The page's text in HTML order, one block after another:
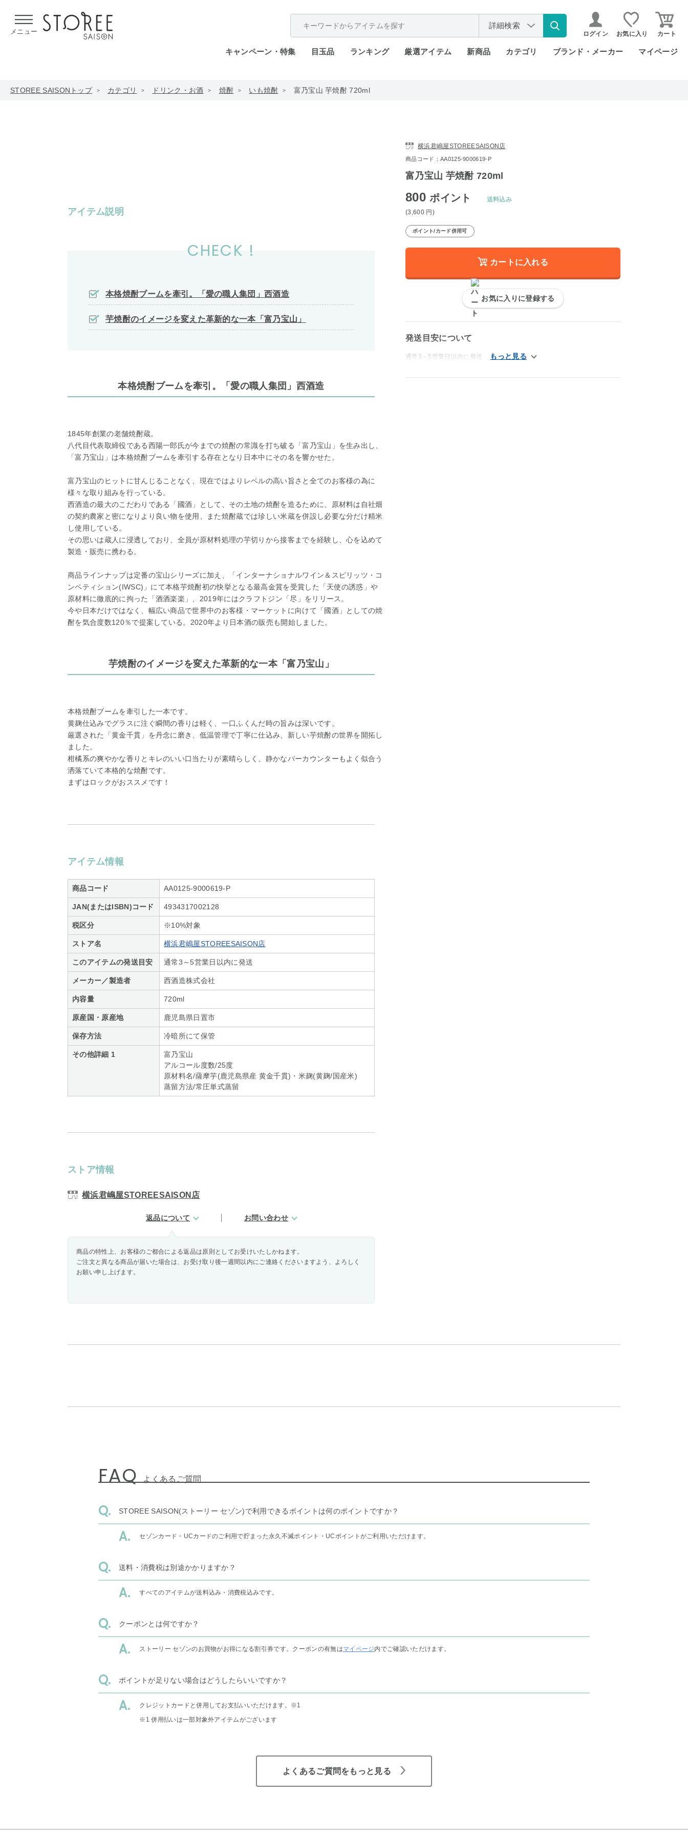
メニュー
詳細検索
ログイン お気に入り カート
キャンペーン・特集 目玉品 ランキング 厳選アイテム 新商品 カテゴリ ブランド・メーカー マイページ
STOREE SAISONトップ カテゴリ ドリンク・お酒 焼酎 いも焼酎 富乃宝山 芋焼酎 720ml
アイテム説明
CHECK !
本格焼酎ブームを牽引。「愛の職人集団」西酒造
芋焼酎のイメージを変えた革新的な一本「富乃宝山」
本格焼酎ブームを牽引。「愛の職人集団」西酒造
1845年創業の老舗焼酎蔵。
八代目代表取締役である西陽一郎氏が今までの焼酎の常識を打ち破る「富乃宝山」を生み出し、
「富乃宝山」は本格焼酎ブームを牽引する存在となり日本中にその名を響かせた。
富乃宝山のヒットに甘んじることなく、現在ではよりレベルの高い旨さと全てのお客様の為に
様々な取り組みを行っている。
西酒造の最大のこだわりである「國酒」として、その土地の焼酎を造るために、原材料は自社畑
の契約農家と密になりより良い物を使用、また焼酎蔵では珍しい米蔵を併設し必要な分だけ精米
し使用している。
その思いは蔵人に浸透しており、全員が原材料処理の芋切りから接客までを経験し、心を込めて
製造・販売に携わる。
商品ラインナップは定番の宝山シリーズに加え、「インターナショナルワイン＆スピリッツ・コ
ンペティション(IWSC)」にて本格芋焼酎初の快挙となる最高金賞を受賞した「天使の誘惑」や
原材料に徹底的に拘った「酒酒楽楽」、2019年にはクラフトジン「尽」をリリース。
今や日本だけではなく、幅広い商品で世界中のお客様・マーケットに向けて「國酒」としての焼
酎を気合度数120％で提案している。2020年より日本酒の販売も開始しました。
芋焼酎のイメージを変えた革新的な一本「富乃宝山」
本格焼酎ブームを牽引した一本です。
黄麹仕込みでグラスに注ぐ瞬間の香りは軽く、一口ふくんだ時の旨みは深いです。
厳選された「黄金千貫」を丹念に磨き、低温管理で丁寧に仕込み、新しい芋焼酎の世界を開拓し
ました。
柑橘系の爽やかな香りとキレのいい口当たりが素晴らしく、静かなバーカウンターもよく似合う
洒落ていて本格的な焼酎です。
まずはロックがおススメです！
アイテム情報
商品コード AA0125-9000619-P
JAN(またはISBN)コード 4934317002128
税区分 ※10%対象
ストア名 横浜君嶋屋STOREESAISON店
このアイテムの発送目安 通常3～5営業日以内に発送
メーカー／製造者 西酒造株式会社
内容量 720ml
原産国・原産地 鹿児島県日置市
保存方法 冷暗所にて保管
その他詳細 1
富乃宝山
アルコール度数/25度
原材料名/薩摩芋(鹿児島県産 黄金千貫)・米麹(黄麹/国産米)
蒸留方法/常圧単式蒸留
ストア情報
横浜君嶋屋STOREESAISON店
返品について お問い合わせ
商品の特性上、お客様のご都合による返品は原則としてお受けいたしかねます。
ご注文と異なる商品が届いた場合は、お受け取り後一週間以内にご連絡くださいますよう、よろしく
お願い申し上げます。
横浜君嶋屋STOREESAISON店
商品コード：AA0125-9000619-P
富乃宝山 芋焼酎 720ml
800ポイント
(3,600 円 )
送料込み
ポイント/カード併用可
カートに入れる
お気に入りに登録する
発送目安について
通常3～5営業日以内に発送
FAQ よくあるご質問
STOREE SAISON(ストーリー セゾン)で利用できるポイントは何のポイントですか？
セゾンカード・UCカードのご利用で貯まった永久不滅ポイント・UCポイントがご利用いただけます。
送料・消費税は別途かかりますか？
すべてのアイテムが送料込み・消費税込みです。
クーポンとは何ですか？
ストーリー セゾンのお買物がお得になる割引券です。クーポンの有無はマイページ内でご確認いただけます。
ポイントが足りない場合はどうしたらいいですか？
クレジットカードと併用してお支払いいただけます。 ※1
※1 併用払いは一部対象外アイテムがございます
よくあるご質問をもっと見る